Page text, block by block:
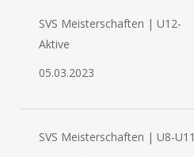
SVS Meisterschaften | U12-
Aktive
05.03.2023
SVS Meisterschaften | U8-U11